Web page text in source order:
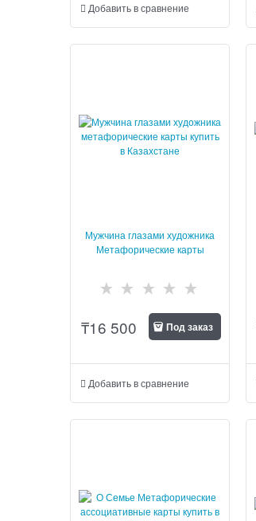
Добавить в сравнение
Мужчина глазами художника
Метафорические карты
₸16 500 Под заказ
Добавить в сравнение